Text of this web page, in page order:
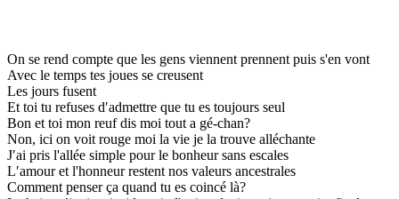
On se rend compte que les gens viennent prennent puis s'en vont
Avec le temps tes joues se creusent
Les jours fusent
Et toi tu refuses d′admettre que tu es toujours seul
Bon et toi mon reuf dis moi tout a gé-chan?
Non, ici on voit rouge moi la vie je la trouve alléchante
J′ai pris l'allée simple pour le bonheur sans escales
L′amour et l'honneur restent nos valeurs ancestrales
Comment penser ça quand tu es coincé là?